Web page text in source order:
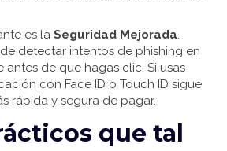
es la Seguridad Mejorada.
detectar intentos de phishing en
antes de que hagas clic. Si usas
con Face ID o Touch ID sigue
rápida y segura de pagar.
que tal